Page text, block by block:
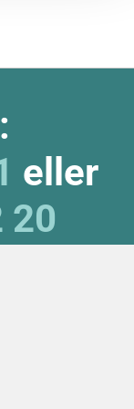
eller
20